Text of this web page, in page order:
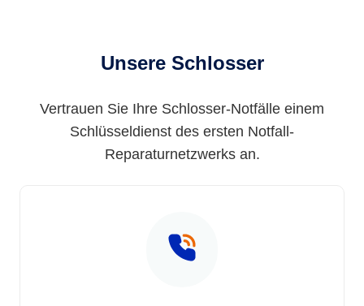
Unsere Schlosser
Vertrauen Sie Ihre Schlosser-Notfälle einem
Schlüsseldienst des ersten Notfall-
Reparaturnetzwerks an.